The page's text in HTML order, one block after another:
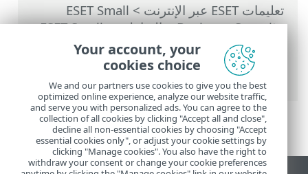
تعليمات ESET عبر الإنترنت >
ESET Small
Business Security
>
التعامل مع ESET Small
Business Security
> الإعداد المتقدم>
عمليات فحص
>الاستبعادات>استبعادات الأداء
> إضافة استثناء أداء أو تحريره
Your account, your
cookies choice
We and our partners use cookies to give you the best
optimized online experience, analyze our website traffic,
and serve you with personalized ads. You can agree to the
collection of all cookies by clicking "Accept all and close",
decline all non-essential cookies by choosing "Accept
essential cookies only", or adjust your cookie settings by
clicking "Manage cookies". You also have the right to
withdraw your consent or change your cookie preferences